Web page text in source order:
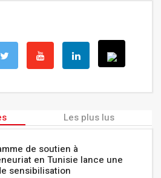
Les plus lus
de soutien à
en Tunisie lance une
sensibilisation